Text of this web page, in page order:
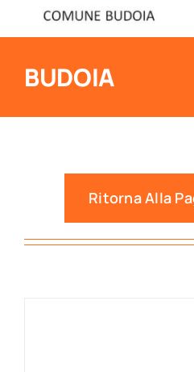
BUDOIA
Ritorna Alla